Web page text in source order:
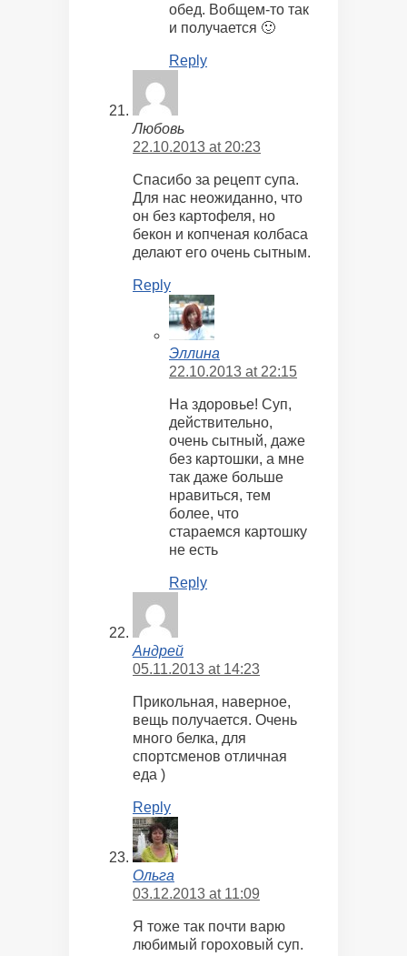
обед. Вобщем-то так
и получается 🙂
Reply
Любовь
22.10.2013 at 20:23
Спасибо за рецепт супа.
Для нас неожиданно, что
он без картофеля, но
бекон и копченая колбаса
делают его очень сытным.
Reply
Эллина
22.10.2013 at 22:15
На здоровье! Суп,
действительно,
очень сытный, даже
без картошки, а мне
так даже больше
нравиться, тем
более, что
стараемся картошку
не есть
Reply
Андрей
05.11.2013 at 14:23
Прикольная, наверное,
вещь получается. Очень
много белка, для
спортсменов отличная
еда )
Reply
Ольга
03.12.2013 at 11:09
Я тоже так почти варю
любимый гороховый суп.